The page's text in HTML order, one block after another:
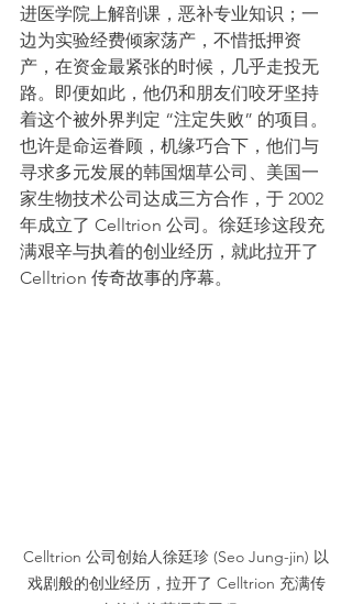
进医学院上解剖课，恶补专业知识；一
边为实验经费倾家荡产，不惜抵押资
产，在资金最紧张的时候，几乎走投无
路。即便如此，他仍和朋友们咬牙坚持
着这个被外界判定 “注定失败” 的项目。
也许是命运眷顾，机缘巧合下，他们与
寻求多元发展的韩国烟草公司、美国一
家生物技术公司达成三方合作，于 2002
年成立了 Celltrion 公司。徐廷珍这段充
满艰辛与执着的创业经历，就此拉开了
Celltrion 传奇故事的序幕。
Celltrion 公司创始人徐廷珍 (Seo Jung-jin) 以
戏剧般的创业经历，拉开了 Celltrion 充满传